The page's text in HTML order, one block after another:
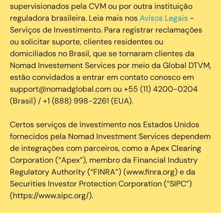
supervisionados pela CVM ou por outra instituição
reguladora brasileira. Leia mais nosAvisos Legais -
Serviços de Investimento. Para registrar reclamações
ou solicitar suporte, clientes residentes ou
domiciliados no Brasil, que se tornaram clientes da
Nomad Investement Services por meio da Global DTVM,
estão convidados a entrar em contato conosco em
support@nomadglobal.com ou +55 (11) 4200-0204
(Brasil) / +1 (888) 998-2261 (EUA).
Certos serviços de investimento nos Estados Unidos
fornecidos pela Nomad Investment Services dependem
de integrações com parceiros, como a Apex Clearing
Corporation (“Apex”), membro da Financial Industry
Regulatory Authority (“FINRA”) (www.finra.org) e da
Securities Investor Protection Corporation (“SIPC”)
(https://www.sipc.org/).